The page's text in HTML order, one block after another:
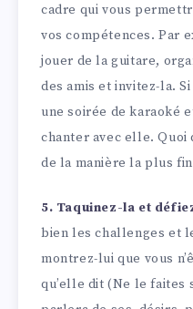
cadre qui vous
vos compétences. Par
jouer de la guitare,
des amis et invitez-la.
une soirée de karaoké
chanter avec elle. Quoi
de la manière la plus
5. Taquinez-la et
bien les challenges et
montrez-lui que vous
qu’elle dit (Ne le faites